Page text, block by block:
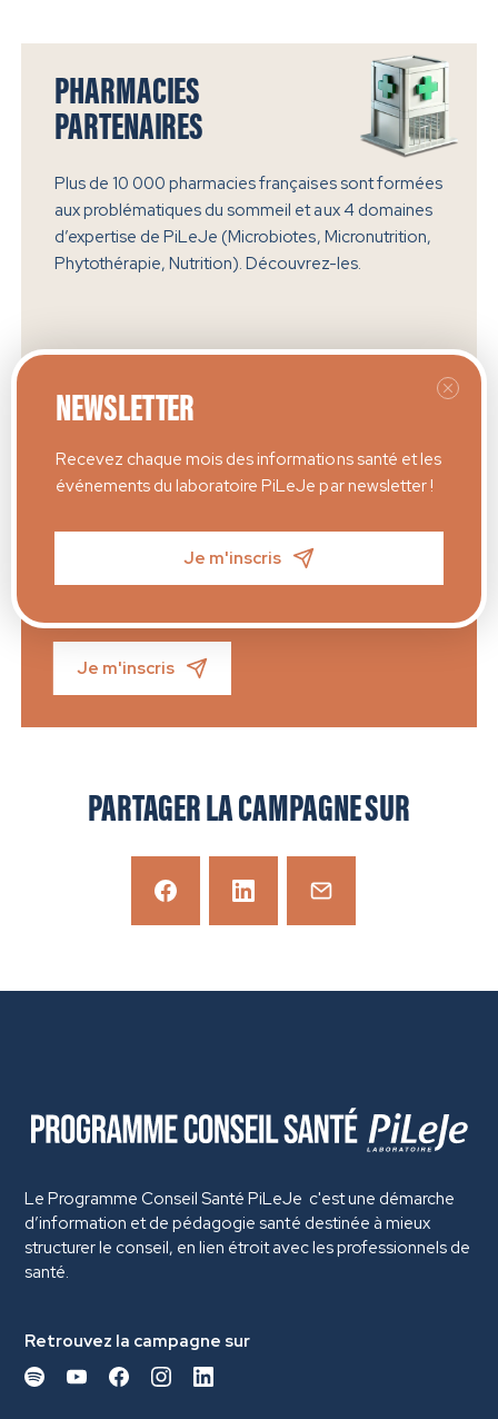
PHARMACIES
PARTENAIRES
Plus de 10 000 pharmacies françaises sont formées
aux problématiques du sommeil et aux 4 domaines
d’expertise de PiLeJe (Microbiotes, Micronutrition,
Phytothérapie, Nutrition). Découvrez-les.
Recevez chaque mois des informations santé et les
Je m'inscris
PARTAGER LA CAMPAGNE SUR
Le Programme Conseil Santé PiLeJe c'est une démarche
d’information et de pédagogie santé destinée à mieux
structurer le conseil, en lien étroit avec les professionnels de
santé.
Retrouvez la campagne sur
NEWSLETTER
Recevez chaque mois des informations santé et les
événements du laboratoire PiLeJe par newsletter !
Je m'inscris